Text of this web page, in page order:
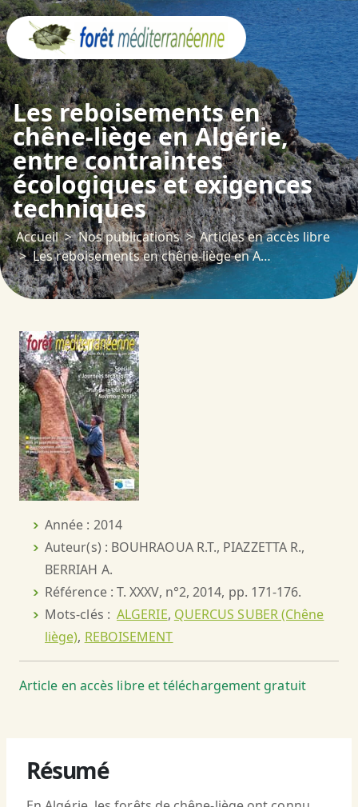
Les reboisements en
chêne-liège en Algérie,
entre contraintes
écologiques et exigences
techniques
Accueil Nos publications
Articles en accès libre
Les reboisements en chêne-liège en Algérie, entre contraintes écologiques et exigences techniques
Année : 2014
Auteur(s) : BOUHRAOUA R.T., PIAZZETTA R.,
BERRIAH A.
Référence : T. XXXV, n°2, 2014, pp. 171-176.
Mots-clés :ALGERIE, QUERCUS SUBER (Chêne
liège), REBOISEMENT
Article en accès libre et téléchargement gratuit
Résumé
Panneau de gestion des cookies